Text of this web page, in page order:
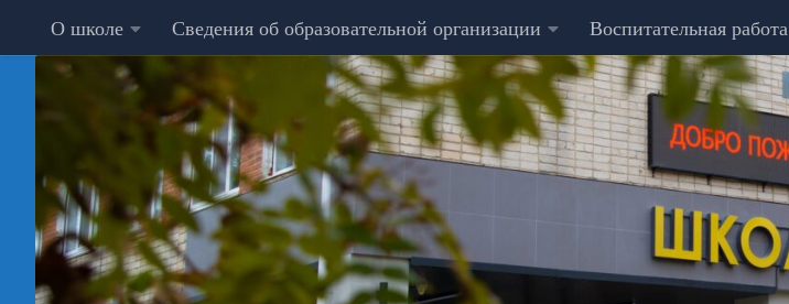
Перейти к содержимому
О школе Сведения об образовательной организации Воспитательная работа